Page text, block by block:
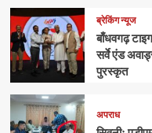
ब्रेकिंग न्यूज
बाँधवगढ़
सर्वे एंड
पुरस्कृत
अपराध